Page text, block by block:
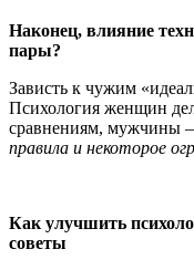
Наконец, влияние
пары?
Зависть к чужим
Психология женщин
сравнениям, мужчины
правила и некоторое
Как улучшить
советы